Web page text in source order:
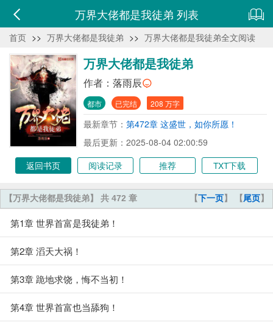
万界大佬都是我徒弟 列表
首页 >> 万界大佬都是我徒弟 >> 万界大佬都是我徒弟全文阅读
万界大佬都是我徒弟
作者： 落雨辰
都市 已完结 208 万字
最新章节： 第472章 这盛世，如你所愿！
最后更新：2025-08-04 02:00:59
返回书页
阅读记录 推荐 TXT下载
【下一页】 【尾页】
【万界大佬都是我徒弟】 共 472 章
第1章 世界首富是我徒弟！
第2章 滔天大祸！
第3章 跪地求饶，悔不当初！
第4章 世界首富也当舔狗！